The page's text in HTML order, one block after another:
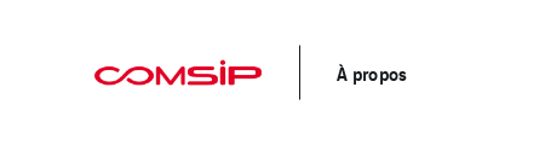
À propos